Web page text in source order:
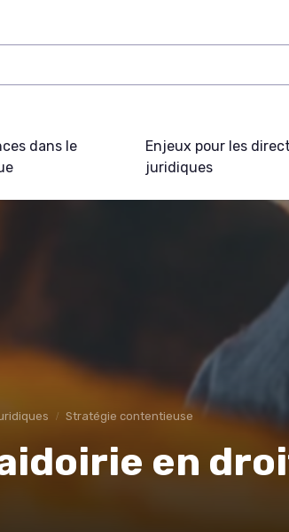
dans le
Enjeux pour les
juridiques
Stratégie contentieuse
en